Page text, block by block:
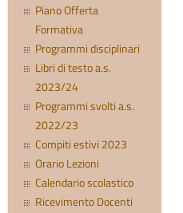
Piano Offerta
Formativa
Programmi disciplinari
Libri di testo a.s.
2023/24
Programmi svolti a.s.
2022/23
Compiti estivi 2023
Orario Lezioni
Calendario scolastico
Ricevimento Docenti